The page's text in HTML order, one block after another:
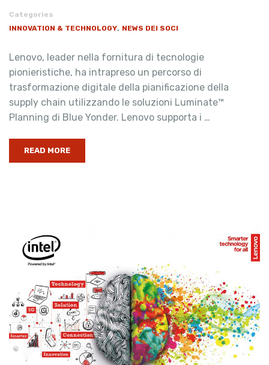
Categories
INNOVATION & TECHNOLOGY, NEWS DEI SOCI
Lenovo, leader nella fornitura di tecnologie
pionieristiche, ha intrapreso un percorso di
trasformazione digitale della pianificazione della
supply chain utilizzando le soluzioni Luminate™
Planning di Blue Yonder. Lenovo supporta i …
READ MORE